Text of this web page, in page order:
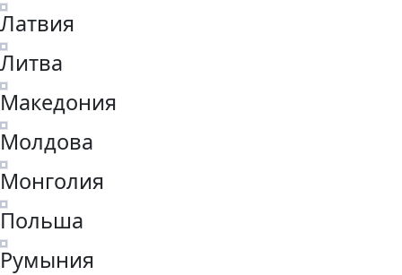
Латвия
Литва
Македония
Молдова
Монголия
Польша
Румыния